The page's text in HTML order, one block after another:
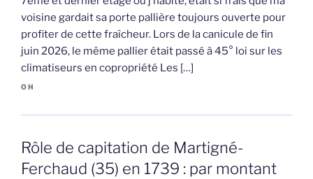
voisine gardait sa porte pallière toujours ouverte pour
profiter de cette fraîcheur. Lors de la canicule de fin
juin 2026, le même pallier était passé à 45° loi sur les
climatiseurs en copropriété Les […]
OH
Rôle de capitation de Martigné-
Ferchaud (35) en 1739 : par montant